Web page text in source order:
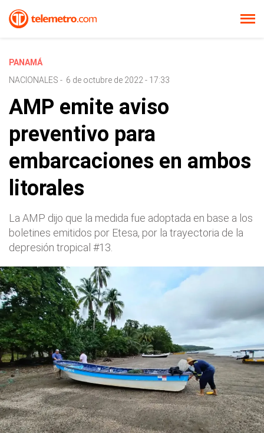
PANAMÁ
NACIONALES - 6 de octubre de 2022 - 17:33
AMP emite aviso
preventivo para
embarcaciones en ambos
litorales
La AMP dijo que la medida fue adoptada en base a los
boletines emitidos por Etesa, por la trayectoria de la
depresión tropical #13.